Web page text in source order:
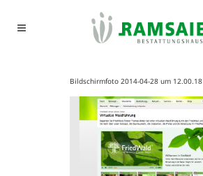
Bildschirmfoto 2014-04-28 um 12.00.18